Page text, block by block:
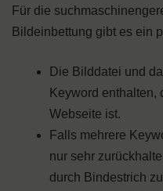
Für die
Bildeinbettung gibt es ein
Die Bilddatei und
Keyword enthalten,
Webseite ist.
Falls mehrere
nur sehr
durch Bindestrich